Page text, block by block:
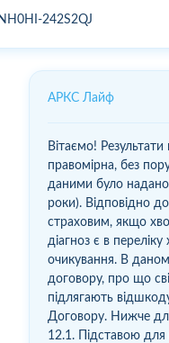
242S2QJ
АРКС Лайф
Вітаємо!
правомірна, без
даними було
роки). Відповідно
страховим, якщо
діагноз є в
очикування. В
договору, про що
підлягають
Договору. Нижче
12.1. Підставою для